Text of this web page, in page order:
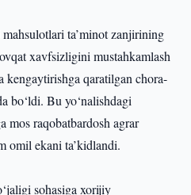
ta’minot zanjirining
xavfsizligini mustahkamlash
kengaytirishga qaratilgan chora-
bo‘ldi. Bu yo‘nalishdagi
mos raqobatbardosh agrar
omil ekani ta’kidlandi.
sohasiga xorijiy